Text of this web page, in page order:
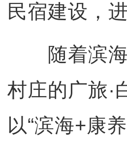
民宿建设，
随着滨海
村庄的广旅·
以“滨海+康